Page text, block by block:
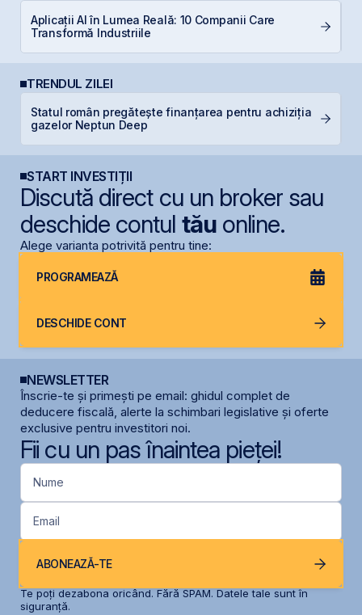
Aplicații AI în Lumea Reală: 10 Companii Care
Transformă Industriile
TRENDUL ZILEI
Statul român pregătește finanțarea pentru achiziția
gazelor Neptun Deep
START INVESTIȚII
Discută direct cu un broker sau
deschide contul tăuonline.
Alege varianta potrivită pentru tine:
PROGRAMEAZĂ
DESCHIDE CONT
NEWSLETTER
Înscrie-te și primești pe email: ghidul complet de
deducere fiscală, alerte la schimbari legislative și oferte
exclusive pentru investitori noi.
Fii cu un pas înaintea pieței!
Nume
Email
ABONEAZĂ-TE
Te poți dezabona oricând. Fără SPAM. Datele tale sunt în
siguranță.